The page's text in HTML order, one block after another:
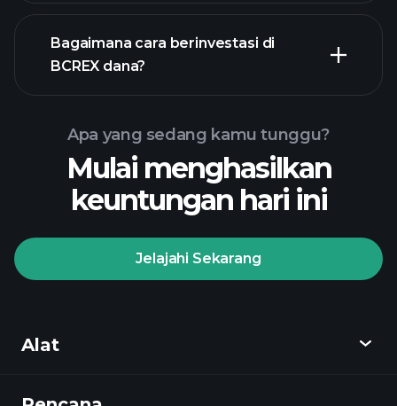
Bagaimana cara berinvestasi di
BCREX dana?
Playtrade
Apa yang sedang kamu tunggu?
Mulai menghasilkan
keuntungan hari ini
Jelajahi Sekarang
Alat